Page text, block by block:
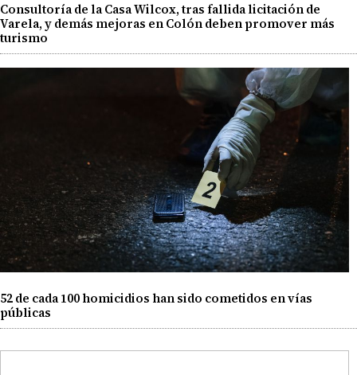
Consultoría de la Casa Wilcox, tras fallida licitación de
Varela, y demás mejoras en Colón deben promover más
turismo
52 de cada 100 homicidios han sido cometidos en vías
públicas